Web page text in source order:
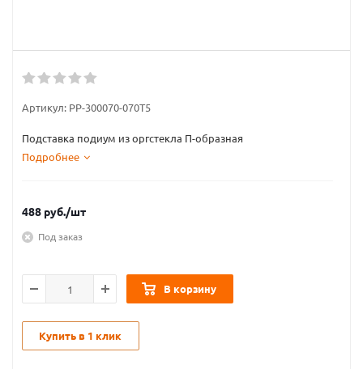
Артикул: PP-300070-070T5
Подставка подиум из оргстекла П-образная
Подробнее
488 руб./шт
Под заказ
В корзину
Купить в 1 клик